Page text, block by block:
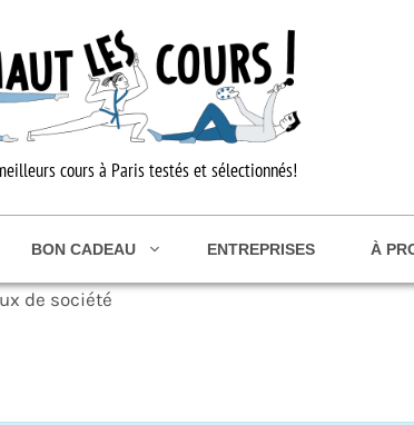
cours à Paris testés et sélectionnés!
BON CADEAU ENTREPRISES À
de société